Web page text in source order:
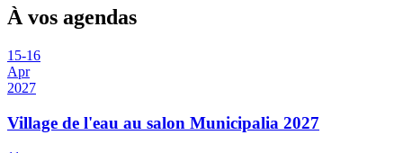
À vos agendas
15-16
Apr
2027
Village de l'eau au salon Municipalia 2027